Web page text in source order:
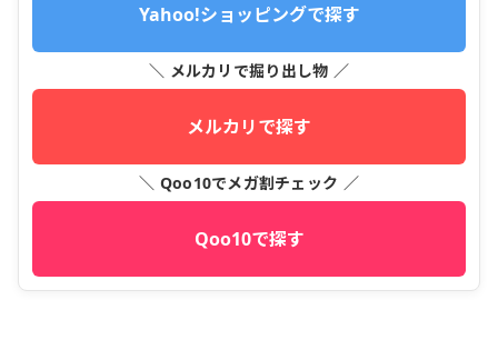
Yahoo!ショッピングで探す
＼ メルカリで掘り出し物 ／
メルカリで探す
＼ Qoo10でメガ割チェック ／
Qoo10で探す